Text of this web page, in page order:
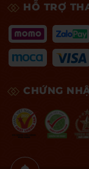
HỖ TRỢ
CHỨNG